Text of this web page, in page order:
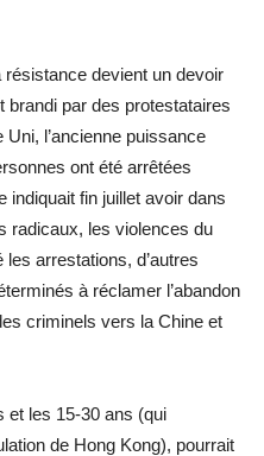
résistance devient un devoir
brandi par des protestataires
l’ancienne puissance
ont été arrêtées
indiquait fin juillet avoir dans
radicaux, les violences du
arrestations, d’autres
à réclamer l’abandon
criminels vers la Chine et
et les 15-30 ans (qui
de Hong Kong), pourrait